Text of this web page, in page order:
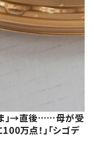
」→直後……母が受
万点！」「シゴデ